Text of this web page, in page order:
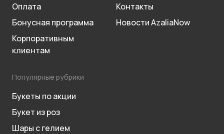
Оплата
Бонусная программа
Корпоративным
клиентам
Контакты
Новости AzaliaNow
Популярные рубрики
Букеты по акции
Букет из роз
Шары с гелием